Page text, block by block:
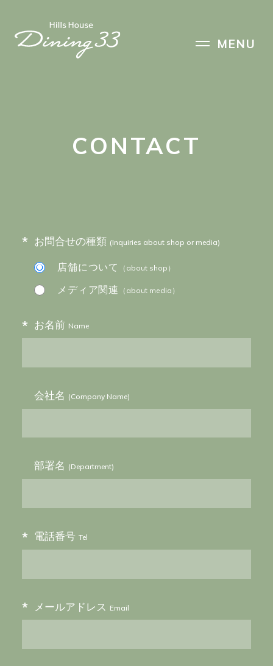
HOME
INFORMATION
ACCESS
CONTACT
RECRUIT
33F Azabudai Hills Mori JP Tower, 1-3-1,
Azabudai, Minato-ku, Tokyo, 106-0041, Japan
Nearest station
・Kamiyacho Station: directly connected to
Exit 5
CONTACT
* お問合せの種類 (Inquiries about shop or media)
店舗について （about shop）
メディア関連 （about media）
* お名前 Name
会社名 (Company Name)
部署名 (Department)
* 電話番号Tel
* メールアドレス Email